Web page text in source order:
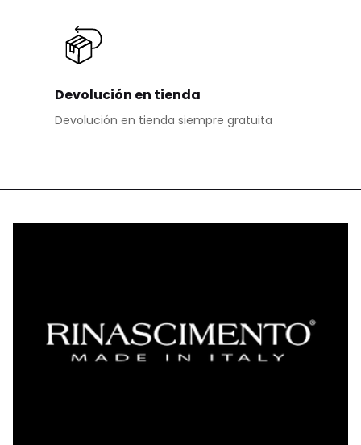
Devolución en tienda
Devolución en tienda siempre gratuita